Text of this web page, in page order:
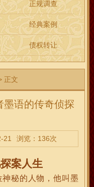
正规调查
经典案例
债权转让
正文
墨语的传奇侦探
21 浏览：136次
案人生
秘的人物，他叫墨